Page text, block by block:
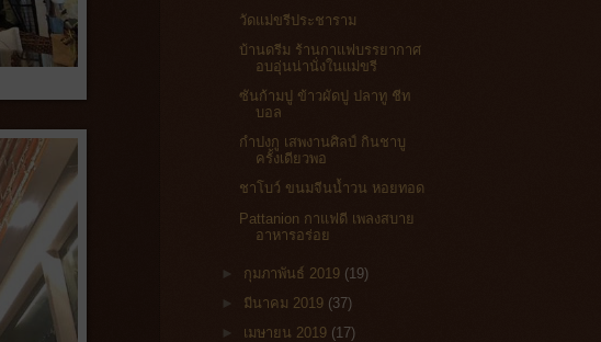
วัดแม่ขรีประชาราม
บ้านดรีม ร้านกาแฟบรรยากาศ
อบอุ่นน่านั่งในแม่ขรี
ซันก้ามปู ข้าวผัดปู ปลาทู ชีท
บอล
กำปงกู เสพงานศิลป์ กินชาบู
ครั้งเดียวพอ
ชาโบว์ ขนมจีนน้ำวน หอยทอด
Pattanion กาแฟดี เพลงสบาย
อาหารอร่อย
► กุมภาพันธ์ 2019 (19)
► มีนาคม 2019 (37)
► เมษายน 2019 (17)